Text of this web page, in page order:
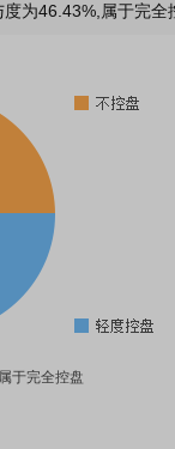
度为46.43%,属于完
于完全控盘